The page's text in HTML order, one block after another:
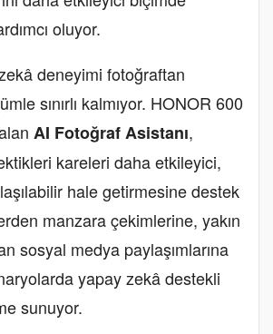
oluyor.
deneyimi fotoğraftan
sınırlı kalmıyor. HONOR 600
AI Fotoğraf Asistanı,
kareleri daha etkileyici,
hale getirmesine destek
manzara çekimlerine, yakın
sosyal medya paylaşımlarına
yapay zekâ destekli
sunuyor.